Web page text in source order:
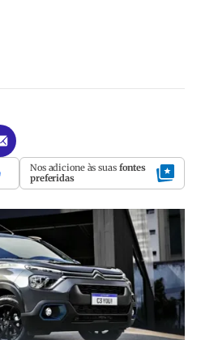
Nos adicione às suas fontes
preferidas